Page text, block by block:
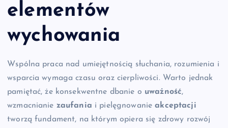
elementów
wychowania
Wspólna praca nad umiejętnością słuchania, rozumienia i
wsparcia wymaga czasu oraz cierpliwości. Warto jednak
pamiętać, że konsekwentne dbanie o uważność,
wzmacnianie zaufania i pielęgnowanieakceptacji
tworzą fundament, na którym opiera się zdrowy rozwój